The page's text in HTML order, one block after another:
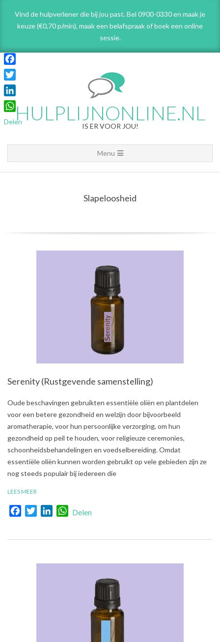
content
Vind de hulpverlener die bij jou past. Bel 0900-0330 en maak je
keuze (€0,70 p/min), maak een belafspraakof boek een online
sessie.
HULPLIJNONLINE.NL
IS ER VOOR JOU!
Navigation
Menu
Menu
Slapeloosheid
Serenity (Rustgevende samenstelling)
2021-
Oude beschavingen gebruikten essentiële oliën en plantdelen
voor een betere gezondheid en welzijn door bijvoorbeeld
aromatherapie, voor hun persoonlijke verzorging, om hun
gezondheid op peil te houden, voor religieuze ceremonies,
schoonheidsbehandelingen en voedselbereiding. Omdat
essentiële oliën kunnen worden gebruikt op vele gebieden zijn ze
nog steeds populair bij iedereen die
LEES MEER
FacebookTwitterLinkedInWhatsApp
Delen
Facebook
Twitter
LinkedIn
WhatsApp
Delen